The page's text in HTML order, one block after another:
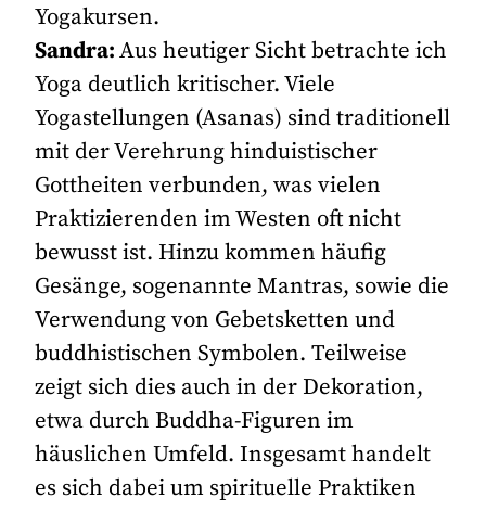
Yogakursen.
Sandra:Aus heutiger Sicht betrachte ich
Yoga deutlich kritischer. Viele
Yogastellungen (Asanas) sind traditionell
mit der Verehrung hinduistischer
Gottheiten verbunden, was vielen
Praktizierenden im Westen oft nicht
bewusst ist. Hinzu kommen häufig
Gesänge, sogenannte Mantras, sowie die
Verwendung von Gebetsketten und
buddhistischen Symbolen. Teilweise
zeigt sich dies auch in der Dekoration,
etwa durch Buddha-Figuren im
häuslichen Umfeld. Insgesamt handelt
es sich dabei um spirituelle Praktiken